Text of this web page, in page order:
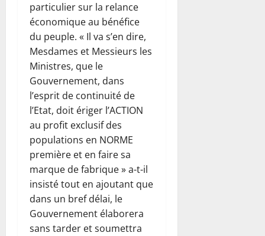
particulier sur la relance
économique au bénéfice
du peuple. « Il va s’en dire,
Mesdames et Messieurs les
Ministres, que le
Gouvernement, dans
l’esprit de continuité de
l’Etat, doit ériger l’ACTION
au profit exclusif des
populations en NORME
première et en faire sa
marque de fabrique » a-t-il
insisté tout en ajoutant que
dans un bref délai, le
Gouvernement élaborera
sans tarder et soumettra